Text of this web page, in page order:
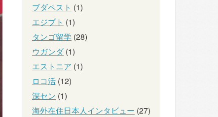
ブダペスト (1)
エジプト (1)
タンゴ留学 (28)
ウガンダ(1)
エストニア (1)
ロコ活 (12)
深セン (1)
海外在住日本人インタビュー (27)